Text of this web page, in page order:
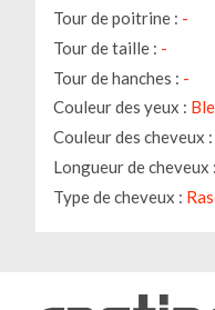
Tour de poitrine : -
Tour de taille : -
Tour de hanches : -
Couleur des yeux :
Couleur des cheveux :
Longueur de cheveux :
Type de cheveux :